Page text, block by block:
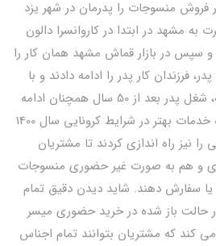
کار فروش منسوجات را پدرمان در شهر یزد
به مشهد در ابتدا در کاروانسرا دالون
و سپس در بازار قماش مشهد همان کار را
فرزندان کار پدر را ادامه دادند و با
فروش انواع روفرشی و حوله، شغل پدر بعد از 50 سال همچنان ادامه
دارد. حال فرزندان برای ارائه خدمات بهتر در شرایط کرونایی سال 1400
نیز راه اندازی کردند تا مشتریان
و هم به صورت غیر حضوری منسوجات
یا سفارش دهند. شاید دیدن دقیق تمام
حالت باز شده در خرید حضوری میسر
کند که مشتریان بتوانند تمام اجناس